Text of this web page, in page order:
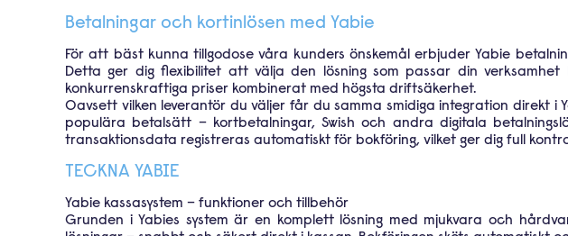
Betalningar och kortinlösen med Yabie
För att bäst kunna tillgodose våra kunders önskemål erbjuder Yabie
Detta ger dig flexibilitet att välja den lösning som passar din
konkurrenskraftiga priser kombinerat med högsta driftsäkerhet.
Oavsett vilken leverantör du väljer får du samma smidiga integration direkt i
populära betalsätt – kortbetalningar, Swish och andra digitala
transaktionsdata registreras automatiskt för bokföring, vilket ger dig full
TECKNA YABIE
Yabie kassasystem – funktioner och tillbehör
Grunden i Yabies system är en komplett lösning med mjukvara och